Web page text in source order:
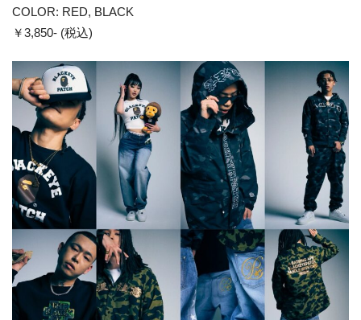
COLOR: RED, BLACK
￥3,850- (税込)